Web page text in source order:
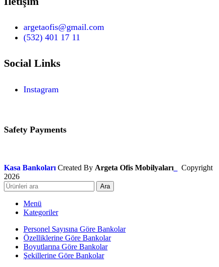
argetaofis@gmail.com
(532) 401 17 11
Social Links
Instagram
Safety Payments
Kasa Bankoları Created By Argeta Ofis Mobilyaları
Copyright
2026
Ara
Menü
Kategoriler
Personel Sayısına Göre Bankolar
Özelliklerine Göre Bankolar
Boyutlarına Göre Bankolar
Şekillerine Göre Bankolar